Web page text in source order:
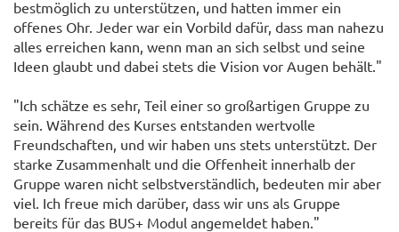
bestmöglich zu unterstützen, und hatten immer ein
offenes Ohr. Jeder war ein Vorbild dafür, dass man nahezu
alles erreichen kann, wenn man an sich selbst und seine
Ideen glaubt und dabei stets die Vision vor Augen behält."
"Ich schätze es sehr, Teil einer so großartigen Gruppe zu
sein. Während des Kurses entstanden wertvolle
Freundschaften, und wir haben uns stets unterstützt. Der
starke Zusammenhalt und die Offenheit innerhalb der
Gruppe waren nicht selbstverständlich, bedeuten mir aber
viel. Ich freue mich darüber, dass wir uns als Gruppe
bereits für das BUS+ Modul angemeldet haben."